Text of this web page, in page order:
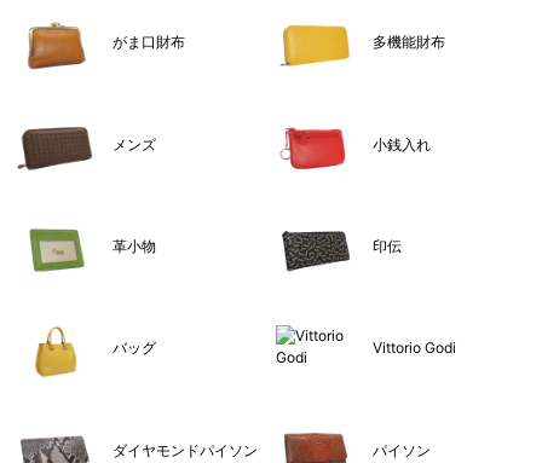
がま口財布 多機能財布
メンズ 小銭入れ
革小物 印伝
バッグ Vittorio Godi
ダイヤモンドパイソン パイソン